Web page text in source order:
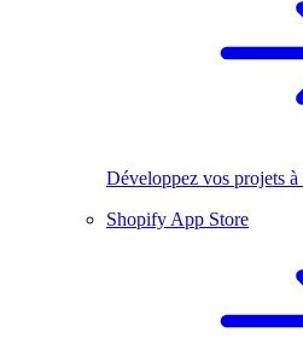
Développez vos projets à
Shopify App Store